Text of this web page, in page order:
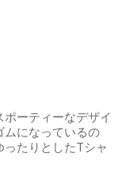
ーティーなデザイ
ムになっているの
たりとしたTシャ